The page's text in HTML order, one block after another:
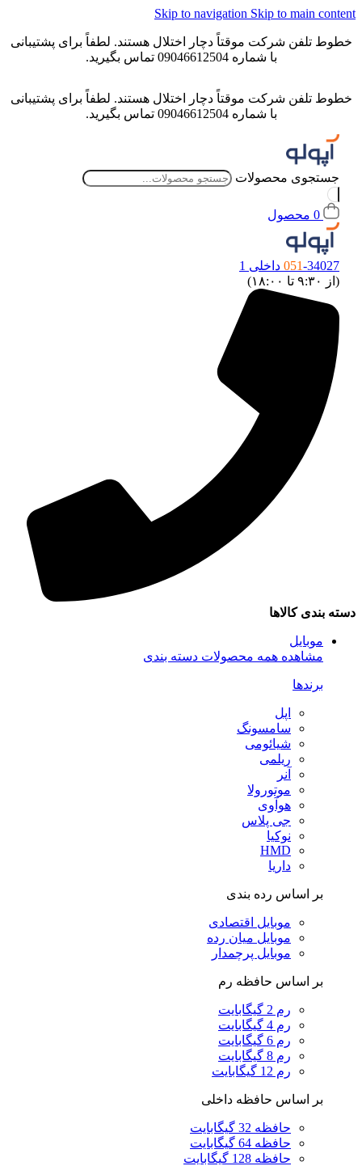
Skip to navigationSkip to main
خطوط تلفن شرکت موقتاً دچار اختلال هستند. لطفاً برای پشتیبانی
با شماره 09046612504 تماس بگیرید.
خطوط تلفن شرکت موقتاً دچار اختلال هستند. لطفاً برای پشتیبانی
با شماره 09046612504 تماس بگیرید.
جستجوی محصولات
0 محصول
051-34027 داخلی 1
(از ۹:۳۰ تا ۱۸:۰۰)
بندی کالاها
موبایل
مشاهده همه محصولات دسته بندی
برندها
اپل
سامسونگ
شیائومی
ریلمی
آنر
موتورولا
هوآوی
جی پلاس
نوکیا
HMD
داریا
بر اساس رده بندی
موبایل اقتصادی
موبایل میان رده
موبایل پرچمدار
بر اساس حافظه رم
رم 2 گیگابایت
رم 4 گیگابایت
رم 6 گیگابایت
رم 8 گیگابایت
رم 12 گیگابایت
بر اساس حافظه داخلی
حافظه 32 گیگابایت
حافظه 64 گیگابایت
حافظه 128 گیگابایت